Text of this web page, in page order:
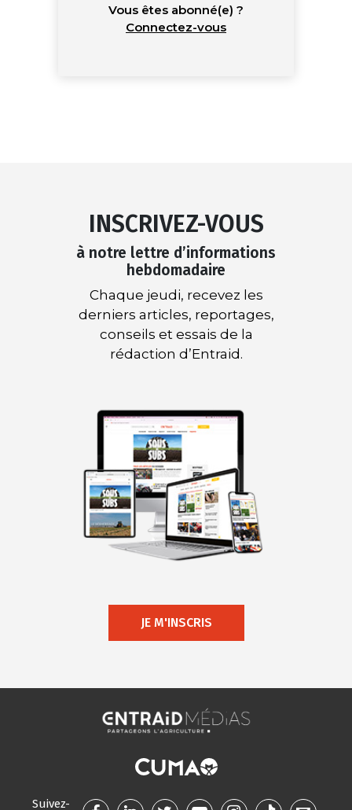
Vous êtes abonné(e) ?
Connectez-vous
INSCRIVEZ-VOUS
à notre lettre d’informations
hebdomadaire
Chaque jeudi, recevez les
derniers articles, reportages,
conseils et essais de la
rédaction d’Entraid.
JE M'INSCRIS
Suivez-